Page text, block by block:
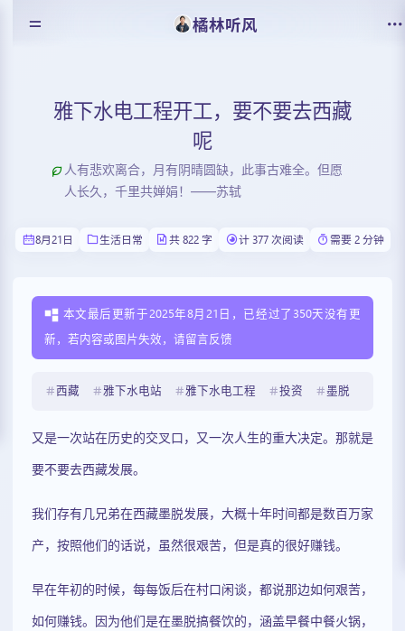
橘林听风
雅下水电工程开工，要不要去西藏
呢
人有悲欢离合，月有阴晴圆缺，此事古难全。但愿
人长久，千里共婵娟！——苏轼
8月21日 生活日常 共 822 字 计 377 次阅读 需要 2 分钟
本文最后更新于2025年8月21日，已经过了350天没有更
新，若内容或图片失效，请留言反馈
西藏 雅下水电站 雅下水电工程 投资 墨脱
又是一次站在历史的交叉口，又一次人生的重大决定。那就是
要不要去西藏发展。
我们存有几兄弟在西藏墨脱发展，大概十年时间都是数百万家
产，按照他们的话说，虽然很艰苦，但是真的很好赚钱。
早在年初的时候，每每饭后在村口闲谈，都说那边如何艰苦，
如何赚钱。因为他们是在墨脱搞餐饮的，涵盖早餐中餐火锅，